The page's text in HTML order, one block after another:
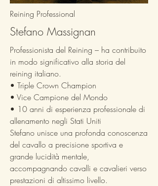
Reining Professional
Stefano Massignan
Professionista del Reining – ha contribuito
in modo significativo alla storia del
reining italiano.
• Triple Crown Champion
• Vice Campione del Mondo
• 10 anni di esperienza professionale di
allenamento negli Stati Uniti
Stefano unisce una profonda conoscenza
del cavallo a precisione sportiva e
grande lucidità mentale,
accompagnando cavalli e cavalieri verso
prestazioni di altissimo livello.